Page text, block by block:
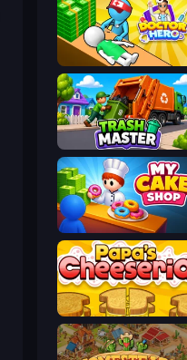
Doctor Hero
Trash Master
My Cake Shop
Papa's Cheeseria